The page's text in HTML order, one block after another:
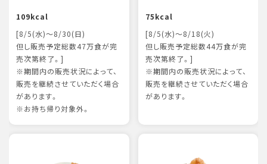
109kcal
[8/5(水)～8/30(日)
但し販売予定総数47万食が完
売次第終了。]
※期間内の販売状況によって、
販売を継続させていただく場合
があります。
※お持ち帰り対象外。
75kcal
[8/5(水)～8/18(火)
但し販売予定総数44万食が完
売次第終了。]
※期間内の販売状況によって、
販売を継続させていただく場合
があります。